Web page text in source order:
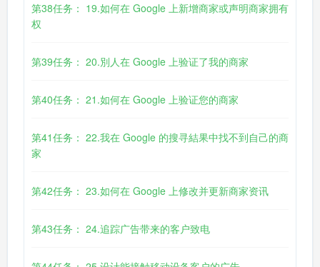
第38任务： 19.如何在 Google 上新增商家或声明商家拥有
权
第39任务： 20.別人在 Google 上验证了我的商家
第40任务： 21.如何在 Google 上验证您的商家
第41任务： 22.我在 Google 的搜寻結果中找不到自己的商
家
第42任务： 23.如何在 Google 上修改并更新商家资讯
第43任务： 24.追踪广告带来的客户致电